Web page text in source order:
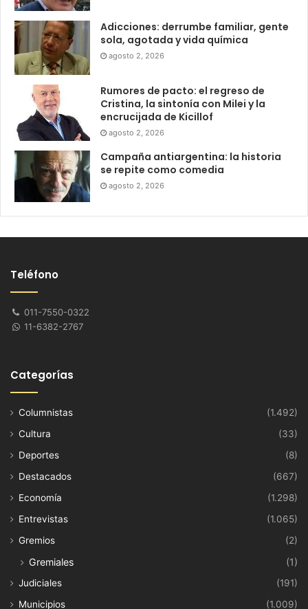
Adicciones: derrumbe familiar, gente
sola, agotada y vida química
agosto 2, 2026
Rumores de pacto: el regreso de
Cristina, la sintonía con Milei y la
encrucijada de Kicillof
agosto 2, 2026
Campaña antiargentina: la historia
se repite como comedia
agosto 2, 2026
Teléfono
011-7550-0322
11-6382-2767
Categorías
Columnistas
(1.492)
Cultura
(33)
Deportes
(8)
Destacados
(667)
Economía
(1.298)
Entrevistas
(1.065)
Gremios
(2)
Gremiales (1)
Judiciales
(191)
Municipios
(1.009)